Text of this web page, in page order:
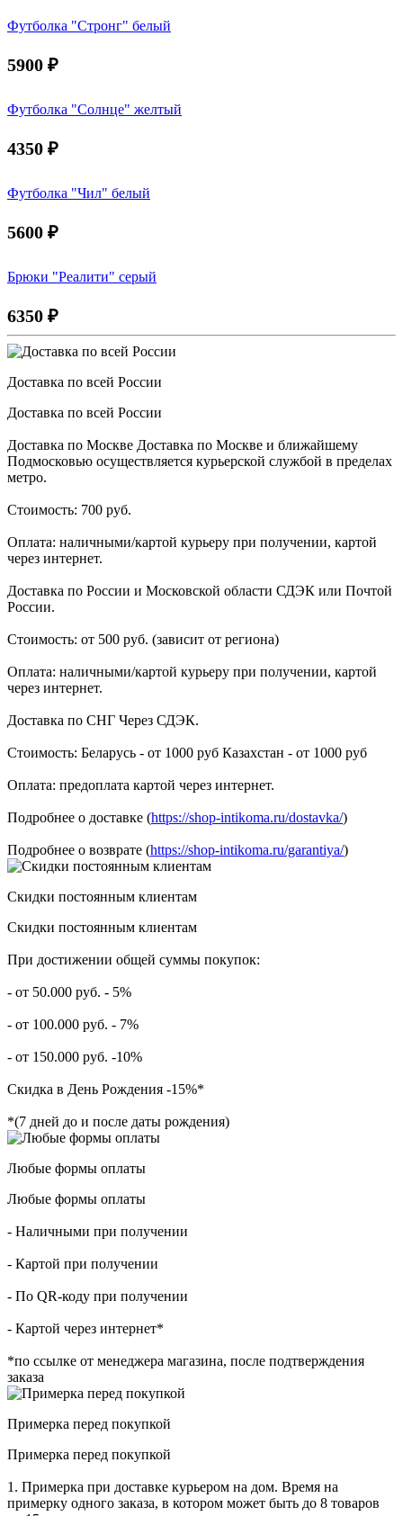
Футболка "Стронг" белый
5900 ₽
Футболка "Солнце" желтый
4350 ₽
Футболка "Чил" белый
5600 ₽
Брюки "Реалити" серый
6350 ₽
Доставка по всей России
Доставка по всей России
Доставка по Москве Доставка по Москве и ближайшему
Подмосковью осуществляется курьерской службой в пределах
метро.
Стоимость: 700 руб.
Оплата: наличными/картой курьеру при получении, картой
через интернет.
Доставка по России и Московской области СДЭК или Почтой
России.
Стоимость: от 500 руб. (зависит от региона)
Оплата: наличными/картой курьеру при получении, картой
через интернет.
Доставка по СНГ Через СДЭК.
Стоимость: Беларусь - от 1000 руб Казахстан - от 1000 руб
Оплата: предоплата картой через интернет.
Подробнее о доставке (https://shop-intikoma.ru/dostavka/)
Подробнее о возврате (https://shop-intikoma.ru/garantiya/)
Скидки постоянным клиентам
Скидки постоянным клиентам
При достижении общей суммы покупок:
- от 50.000 руб. - 5%
- от 100.000 руб. - 7%
- от 150.000 руб. -10%
Скидка в День Рождения -15%*
*(7 дней до и после даты рождения)
Любые формы оплаты
Любые формы оплаты
- Наличными при получении
- Картой при получении
- По QR-коду при получении
- Картой через интернет*
*по ссылке от менеджера магазина, после подтверждения
заказа
Примерка перед покупкой
Примерка перед покупкой
1. Примерка при доставке курьером на дом. Время на
примерку одного заказа, в котором может быть до 8 товаров